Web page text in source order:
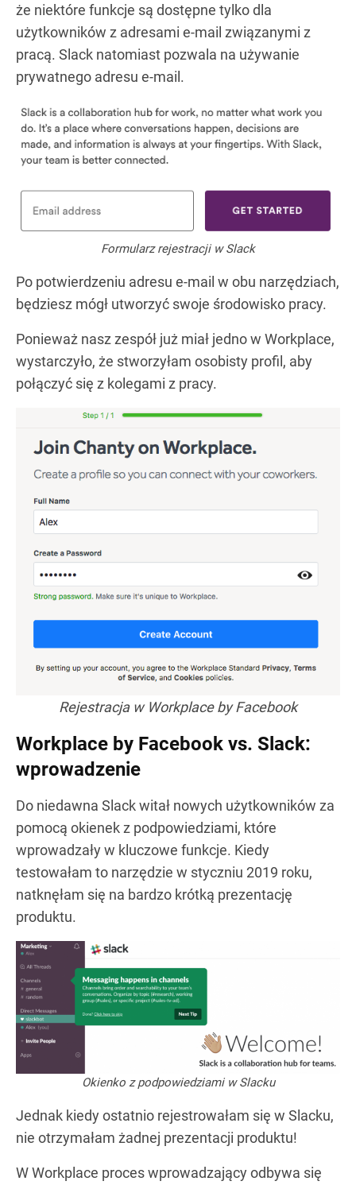
że niektóre funkcje są dostępne tylko dla
użytkowników z adresami e-mail związanymi z
pracą. Slack natomiast pozwala na używanie
prywatnego adresu e-mail.
Formularz rejestracji w Slack
Po potwierdzeniu adresu e-mail w obu narzędziach,
będziesz mógł utworzyć swoje środowisko pracy.
Ponieważ nasz zespół już miał jedno w Workplace,
wystarczyło, że stworzyłam osobisty profil, aby
połączyć się z kolegami z pracy.
Rejestracja w Workplace by Facebook
Workplace by Facebook vs. Slack:
wprowadzenie
Do niedawna Slack witał nowych użytkowników za
pomocą okienek z podpowiedziami, które
wprowadzały w kluczowe funkcje. Kiedy
testowałam to narzędzie w styczniu 2019 roku,
natknęłam się na bardzo krótką prezentację
produktu.
Okienko z podpowiedziami w Slacku
Jednak kiedy ostatnio rejestrowałam się w Slacku,
nie otrzymałam żadnej prezentacji produktu!
W Workplace proces wprowadzający odbywa się